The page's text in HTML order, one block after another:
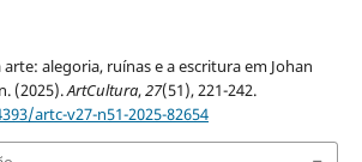
alegoria, ruínas e a escritura em Johan
(2025).ArtCultura,27(51), 221-242.
artc-v27-n51-2025-82654